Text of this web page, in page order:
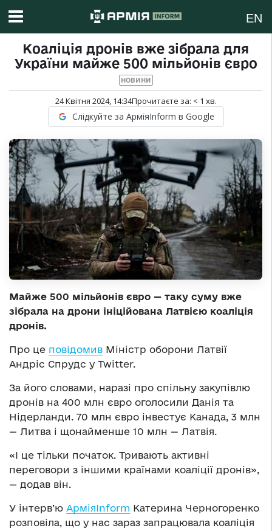
EN
Коаліція дронів вже зібрала для
України майже 500 мільйонів євро
НОВИНИ
24 Квітня 2024, 14:34Прочитаєте за: < 1 хв.
Слідкуйте за АрміяInform в Google
Майже 500 мільйонів євро — таку суму вже
зібрала на дрони ініційована Латвією коаліція
дронів.
Про це повідомив Міністр оборони Латвії
Андріс Спрудс у Twitter.
За його словами, наразі про спільну закупівлю
дронів на 400 млн євро оголосили Данія та
Нідерланди. 70 млн євро інвестує Канада, 3 млн
— Литва і щонайменше 10 млн — Латвія.
«І це тільки початок. Тривають активні
переговори з іншими країнами коаліції дронів»,
— додав він.
У інтерв’ю АрміяInform Катерина Черногоренко
розповіла, що у нас зараз запрацювала коаліція